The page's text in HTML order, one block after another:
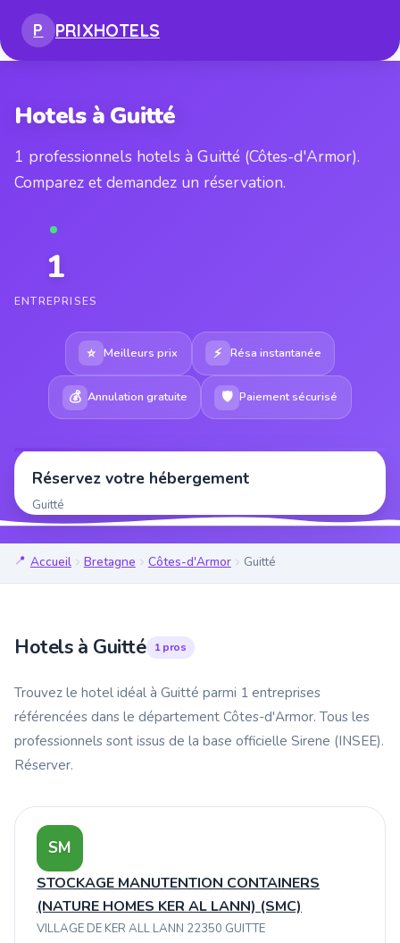
P PRIXHOTELS
Hotels à Guitté
1 professionnels hotels à Guitté (Côtes-d'Armor).
Comparez et demandez un réservation.
1
ENTREPRISES
⭐ Meilleurs prix ⚡ Résa instantanée
💰 Annulation gratuite 🛡 Paiement sécurisé
Réservez votre hébergement
Guitté
Accueil Bretagne Côtes-d'Armor Guitté
Hotels à Guitté 1 pros
Trouvez le hotel idéal à Guitté parmi 1 entreprises
référencées dans le département Côtes-d'Armor. Tous les
professionnels sont issus de la base officielle Sirene (INSEE).
Réserver.
SM
STOCKAGE MANUTENTION CONTAINERS
(NATURE HOMES KER AL LANN) (SMC)
VILLAGE DE KER ALL LANN 22350 GUITTE